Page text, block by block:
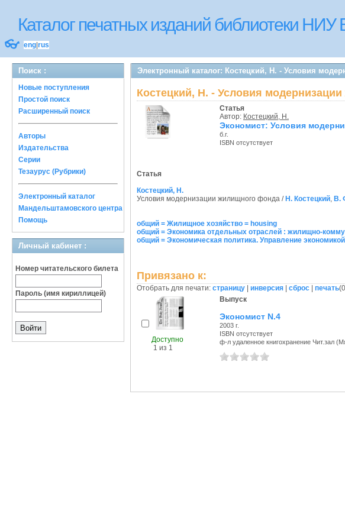
Каталог печатных изданий библиотеки
👓 eng rus
Поиск :
Новые поступления
Простой поиск
Расширенный поиск
Авторы
Издательства
Серии
Тезаурус (Рубрики)
Электронный каталог
Мандельштамовского центра
Помощь
Личный кабинет :
Номер читательского билета
Пароль (имя кириллицей)
Электронный каталог: Костецкий, Н. - Условия
Костецкий, Н. - Условия
Статья
Автор: Костецкий, Н.
Экономист: Условия
б.г.
ISBN отсутствует
Статья
Костецкий, Н.
Условия модернизации жилищного фонда / Н. Костецкий, В.
общий = Жилищное хозяйство = housing
общий = Экономика отдельных отраслей : жилищно-
общий = Экономическая политика. Управление
Привязано к:
Отобрать для печати: страницу инверсия сброс печать(0
Доступно
1 из 1
Выпуск
Экономист N.4
2003 г.
ISBN отсутствует
ф-л удаленное книгохранение Чит.зал